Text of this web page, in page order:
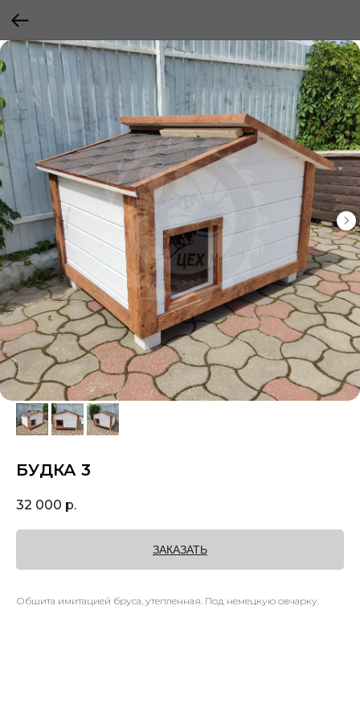
БУДКА 3
32 000 р.
ЗАКАЗАТЬ
Обшита имитацией бруса, утепленная. Под немецкую овчарку.